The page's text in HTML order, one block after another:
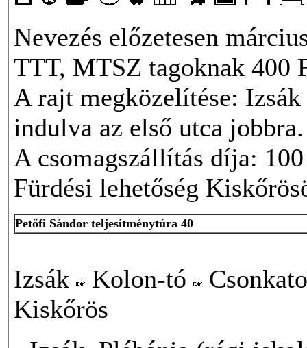
Nevezés előzetesen
TTT, MTSZ tagoknak 400
A rajt megközelítése:
indulva az első utca jobbra.
A csomagszállítás díja:
Fürdési lehetőség
Petőfi Sándor teljesítménytúra 40
Izsák Kolon-tó
Kiskőrös